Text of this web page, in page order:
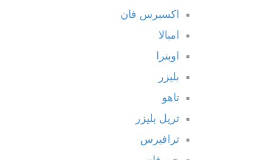
اكسبرس فان
امبالا
اوبترا
بليزر
تاهو
تريل بليزر
ترافيرس